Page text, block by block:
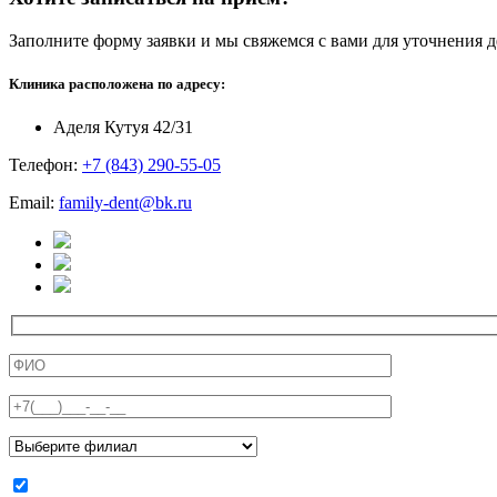
Заполните форму заявки и мы свяжемся с вами для уточнения
Клиника расположена по адресу:
Аделя Кутуя 42/31
Телефон: +7 (843) 290-55-05
Email: family-dent@bk.ru